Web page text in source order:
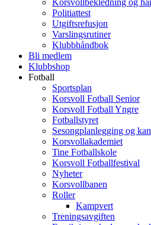
Korsvollbekledning og
Politiattest
Utgiftsrefusjon
Varslingsrutiner
Klubbhåndbok
Bli medlem
Klubbshop
Fotball
Sportsplan
Korsvoll Fotball Senior
Korsvoll Fotball Yngre
Fotballstyret
Sesongplanlegging og
Korsvollakademiet
Tine Fotballskole
Korsvoll Fotballfestival
Nyheter
Korsvollbanen
Roller
Kampvert
Treningsavgiften